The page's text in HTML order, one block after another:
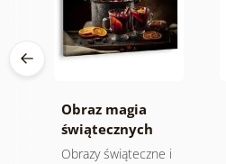
Obraz magia
świątecznych
smaków
Obrazy świąteczne i